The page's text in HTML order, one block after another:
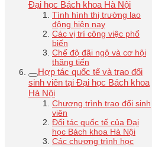
Đại học Bách khoa Hà Nội
Tình hình thị trường lao
động hiện nay
Các vị trí công việc phổ
biến
Chế độ đãi ngộ và cơ hội
thăng tiến
Hợp tác quốc tế và trao đổi
sinh viên tại Đại học Bách khoa
Hà Nội
Chương trình trao đổi sinh
viên
Đối tác quốc tế của Đại
học Bách khoa Hà Nội
Các chương trình học